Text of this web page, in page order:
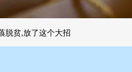
脱贫,放了这个大招